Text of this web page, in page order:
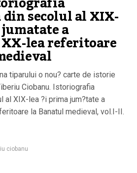
din secolul al XIX-
a
lea referitoare
tiparului o nou? carte de istorie
Ciobanu. Istoriografia
al XIX-lea ?i prima jum?tate a
la Banatul medieval, vol.I-II.
ciobanu